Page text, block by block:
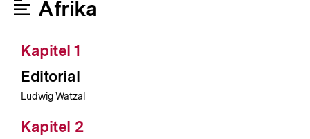
Afrika
Kapitel 1
Editorial
Ludwig Watzal
Kapitel 2